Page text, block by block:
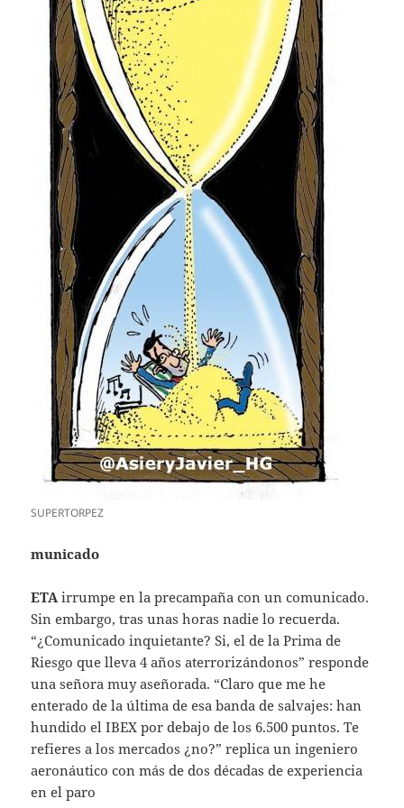
SUPERTORPEZ
municado
ETA irrumpe en la precampaña con un comunicado.
Sin embargo, tras unas horas nadie lo recuerda.
“¿Comunicado inquietante? Si, el de la Prima de
Riesgo que lleva 4 años aterrorizándonos” responde
una señora muy aseñorada. “Claro que me he
enterado de la última de esa banda de salvajes: han
hundido el IBEX por debajo de los 6.500 puntos. Te
refieres a los mercados ¿no?” replica un ingeniero
aeronáutico con más de dos décadas de experiencia
en el paro